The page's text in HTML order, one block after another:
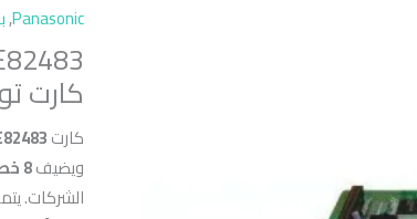
Panasonic
,
كارت
كارت
ويضيف8 خطوط داخلية و3 خطوط خارجية